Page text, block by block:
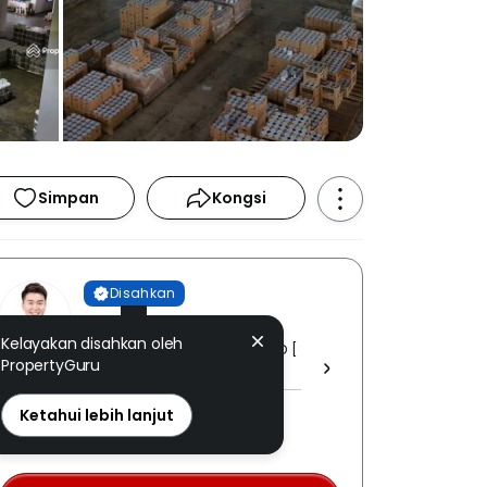
Simpan Kongsi
Disahkan
Aiden Tang
ESPRIT ESTATE AGENT SDN BHD [
E (1) 1448/11 ]
REN: 44964 disahkan
Nombor berdaftar LPEPH
Kelayakan disahkan oleh
PropertyGuru
Ketahui lebih lanjut